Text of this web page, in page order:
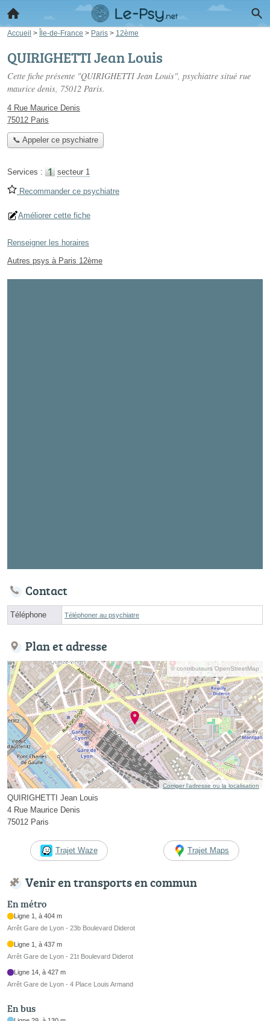
Accueil > Île-de-France > Paris > 12ème
QUIRIGHETTI Jean Louis
Cette fiche présente "QUIRIGHETTI Jean Louis", psychiatre situé rue
maurice denis, 75012 Paris.
4 Rue Maurice Denis
75012 Paris
📞 Appeler ce psychiatre
Services : secteur 1
Recommander ce psychiatre
Améliorer cette fiche
Renseigner les horaires
Autres psys à Paris 12ème
Contact
Téléphone Téléphoner au psychiatre
Plan et adresse
© contributeurs OpenStreetMap
Corriger l’adresse ou la localisation
QUIRIGHETTI Jean Louis
4 Rue Maurice Denis
75012 Paris
Trajet Waze Trajet Maps
Venir en transports en commun
En métro
Ligne 1, à 404 m
Arrêt Gare de Lyon - 23b Boulevard Diderot
Ligne 1, à 437 m
Arrêt Gare de Lyon - 21t Boulevard Diderot
Ligne 14, à 427 m
Arrêt Gare de Lyon - 4 Place Louis Armand
En bus